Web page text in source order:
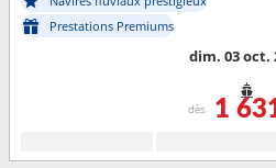
Prestations Premiums
dim. 03 oct.
dès 1